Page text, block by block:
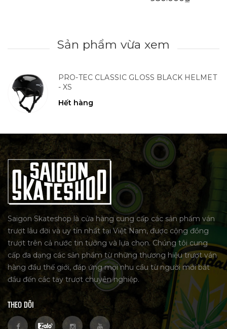
Sản phẩm vừa xem
PRO-TEC CLASSIC GLOSS BLACK HELMET
- XS
Hết hàng
Saigon Skateshop là cửa hàng cung cấp các sản phẩm ván
trượt lâu đời và uy tín nhất tại Việt Nam, được cộng đồng
trượt trên cả nước tin tưởng và lựa chọn. Chúng tôi cung
cấp đa dạng các sản phẩm từ những thương hiệu trượt ván
hàng đầu thế giới, đáp ứng mọi nhu cầu từ người mới bắt
đầu đến các tay trượt chuyên nghiệp.
THEO DÕI